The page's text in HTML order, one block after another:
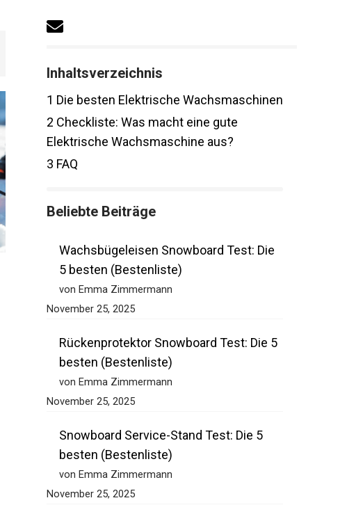
Inhaltsverzeichnis
Die besten Elektrische
Wachsmaschinen
Checkliste: Was macht eine gute
Elektrische Wachsmaschine aus?
Wachsbügeleisen Snowboard Test: Die
5 besten (Bestenliste)
von Emma Zimmermann
Rückenprotektor Snowboard Test: Die 5
besten (Bestenliste)
von Emma Zimmermann
Snowboard Service-Stand Test: Die 5
besten (Bestenliste)
von Emma Zimmermann